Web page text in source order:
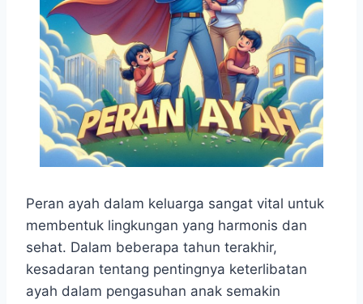
Peran ayah dalam keluarga sangat vital untuk
membentuk lingkungan yang harmonis dan
sehat. Dalam beberapa tahun terakhir,
kesadaran tentang pentingnya keterlibatan
ayah dalam pengasuhan anak semakin